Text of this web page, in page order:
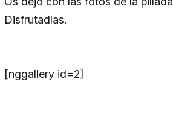
Disfrutadlas.
[nggallery id=2]